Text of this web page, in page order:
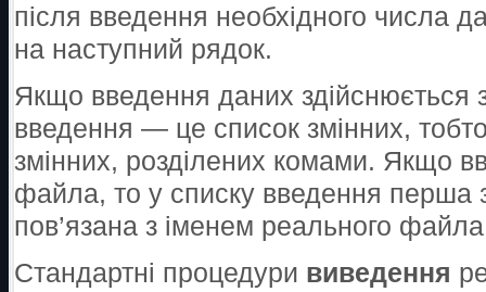
після введення необхідного числа
на наступний рядок.
Якщо введення даних здійснюється
введення — це список змінних,
змінних, розділених комами. Якщо
файла, то у списку введення
пов’язана з іменем реального
Стандартні процедури виведення